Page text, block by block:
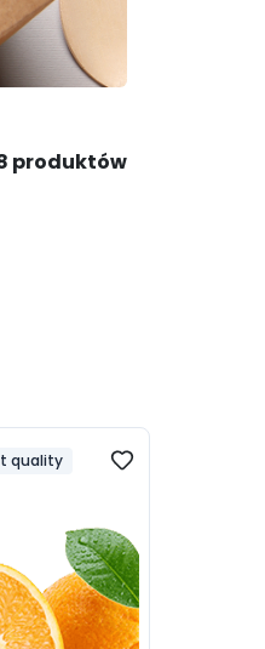
produktów
quality